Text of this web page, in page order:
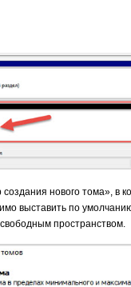
нового тома», в
выставить по
пространством.